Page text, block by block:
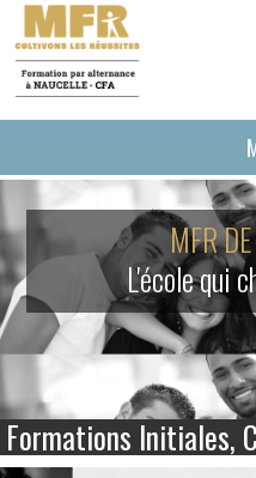
MFR
L'école qui
Formations Initiales,